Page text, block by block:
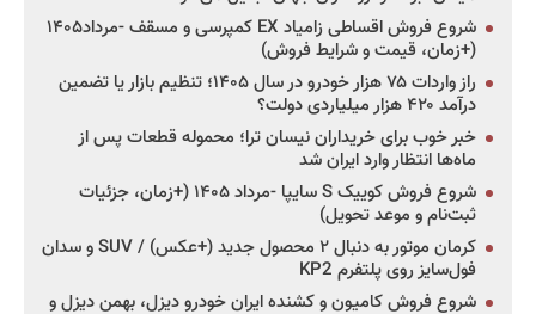
شروع فروش اقساطی زامیاد EX کمپرسی و مسقف -مرداد۱۴۰۵
(+زمان، قیمت و شرایط فروش)
راز واردات ۷۵ هزار خودرو در سال ۱۴۰۵؛ تنظیم بازار یا تضمین
درآمد ۴۲۰ هزار میلیاردی دولت؟
خبر خوب برای خریداران نیسان ترا؛ محموله قطعات پس از
ماه‌ها انتظار وارد ایران شد
شروع فروش کوییک S سایپا -مرداد ۱۴۰۵ (+زمان، جزئیات
ثبت‌نام و موعد تحویل)
کرمان موتور به دنبال ۲ محصول جدید (+عکس) / SUV و سدان
فول‌سایز روی پلتفرم KP2
شروع فروش کامیون و کشنده ایران خودرو دیزل، بهمن دیزل و